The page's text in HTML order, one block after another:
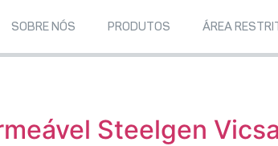
SOBRE NÓS PRODUTOS ÁREA
Steelgen